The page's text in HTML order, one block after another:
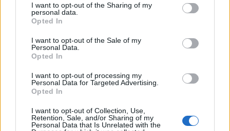
I want to opt-out of the Sharing of my
personal data.
Opted In
I want to opt-out of the Sale of my
Personal Data.
Opted In
I want to opt-out of processing my
Personal Data for Targeted Advertising.
Opted In
I want to opt-out of Collection, Use,
Retention, Sale, and/or Sharing of my
Personal Data that Is Unrelated with the
Αποδέχομαι τους
και την πολιτική απορρήτου
X